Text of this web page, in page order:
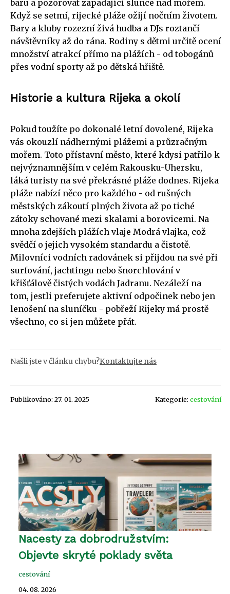
baru a pozorovat zapadající slunce nad mořem.
Když se setmí, rijecké pláže ožijí nočním životem.
Bary a kluby rozezní živá hudba a DJs roztančí
návštěvníky až do rána. Rodiny s dětmi určitě ocení
množství atrakcí přímo na plážích - od tobogánů
přes vodní sporty až po dětská hřiště.
Historie a kultura Rijeka a okolí
Pokud toužíte po dokonalé letní dovolené, Rijeka
vás okouzlí nádhernými plážemi a průzračným
mořem. Toto přístavní město, které kdysi patřilo k
nejvýznamnějším v celém Rakousku-Uhersku,
láká turisty na své překrásné pláže dodnes. Rijeka
pláže nabízí něco pro každého - od rušných
městských zákoutí plných života až po tiché
zátoky schované mezi skalami a borovicemi. Na
mnoha zdejších plážích vlaje Modrá vlajka, což
svědčí o jejich vysokém standardu a čistotě.
Milovníci vodních radovánek si přijdou na své při
surfování, jachtingu nebo šnorchlování v
křišťálově čistých vodách Jadranu. Nezáleží na
tom, jestli preferujete aktivní odpočinek nebo jen
lenošení na sluníčku - pobřeží Rijeky má prostě
všechno, co si jen můžete přát.
Našli jste v článku chybu?Kontaktujte nás
Publikováno: 27. 01. 2025 Kategorie: cestování
Nacesty za dobrodružstvím:
Objevte skryté poklady světa
cestování
04. 08. 2026